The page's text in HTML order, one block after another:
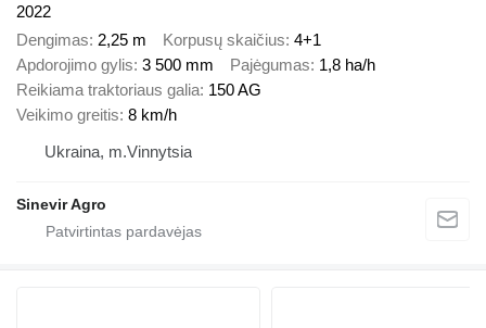
2022
Dengimas 2,25 m Korpusų skaičius 4+1
Apdorojimo gylis 3 500 mm Pajėgumas 1,8 ha/h
Reikiama traktoriaus galia 150 AG
Veikimo greitis 8 km/h
Ukraina, m.Vinnytsia
Sinevir Agro